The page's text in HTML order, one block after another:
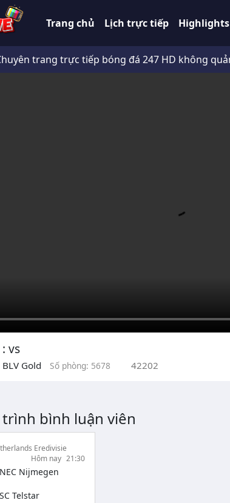
Trang chủ Lịch trực tiếp Highlights
trang trực tiếp bóng đá 247 HD không quảng cáo
: vs
BLV Gold Số phòng: 5678 42202
trình bình luận viên
Eredivisie
Hôm nay 21:30
NEC Nijmegen
SC Telstar